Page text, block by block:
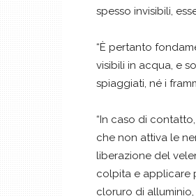
spesso invisibili,
“È pertanto
visibili in acqua, e
spiaggiati, né i
“In caso di
che non attiva le
liberazione del
colpita e applicare
cloruro di